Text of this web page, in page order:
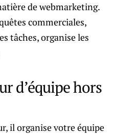
de webmarketing.
commerciales,
tâches, organise les
d’équipe hors
il organise votre équipe